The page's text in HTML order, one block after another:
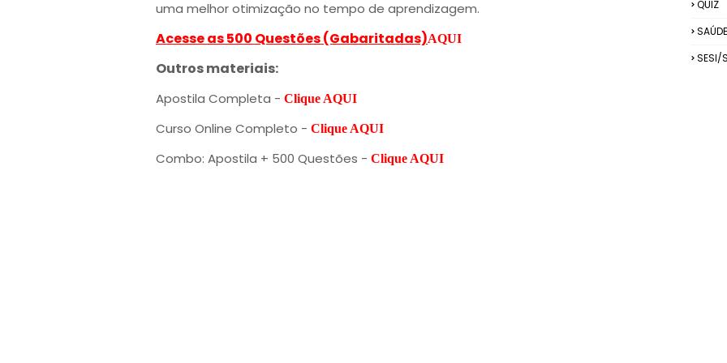
uma melhor otimização no tempo de aprendizagem.
Acesse as 500 Questões (Gabaritadas)AQUI
Outros materiais:
Apostila Completa - Clique AQUI
Curso Online Completo - Clique AQUI
Combo: Apostila + 500 Questões - Clique AQUI
QUIZ
SAÚDE
SESI/